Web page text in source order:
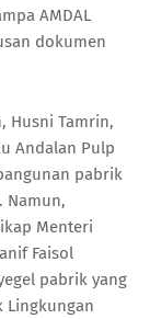
AMDAL
dokumen
Husni Tamrin,
Andalan Pulp
pabrik
Namun,
Menteri
Faisol
pabrik yang
Lingkungan